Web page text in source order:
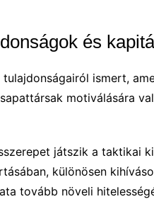
és
tulajdonságairól ismert,
motiválására
játszik a taktikai
különösen
tovább növeli